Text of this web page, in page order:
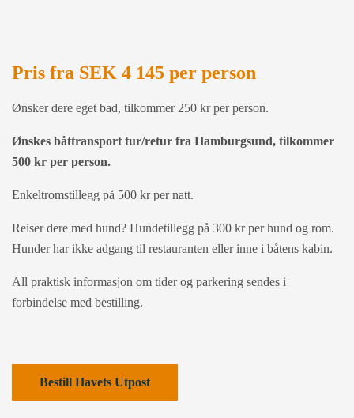
Pris fra SEK 4 145 per person
Ønsker dere eget bad, tilkommer 250 kr per person.
Ønskes båttransport tur/retur fra Hamburgsund, tilkommer
500 kr per person.
Enkeltromstillegg på 500 kr per natt.
Reiser dere med hund? Hundetillegg på 300 kr per hund og rom.
Hunder har ikke adgang til restauranten eller inne i båtens kabin.
All praktisk informasjon om tider og parkering sendes i
forbindelse med bestilling.
Bestill Havets Utpost